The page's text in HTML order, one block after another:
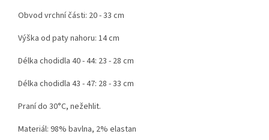
Obvod vrchní části: 20 - 33 cm
Výška od paty nahoru: 14 cm
Délka chodidla 40 - 44: 23 - 28 cm
Délka chodidla 43 - 47: 28 - 33 cm
Praní do 30°C, nežehlit.
Materiál: 98% bavlna, 2% elastan